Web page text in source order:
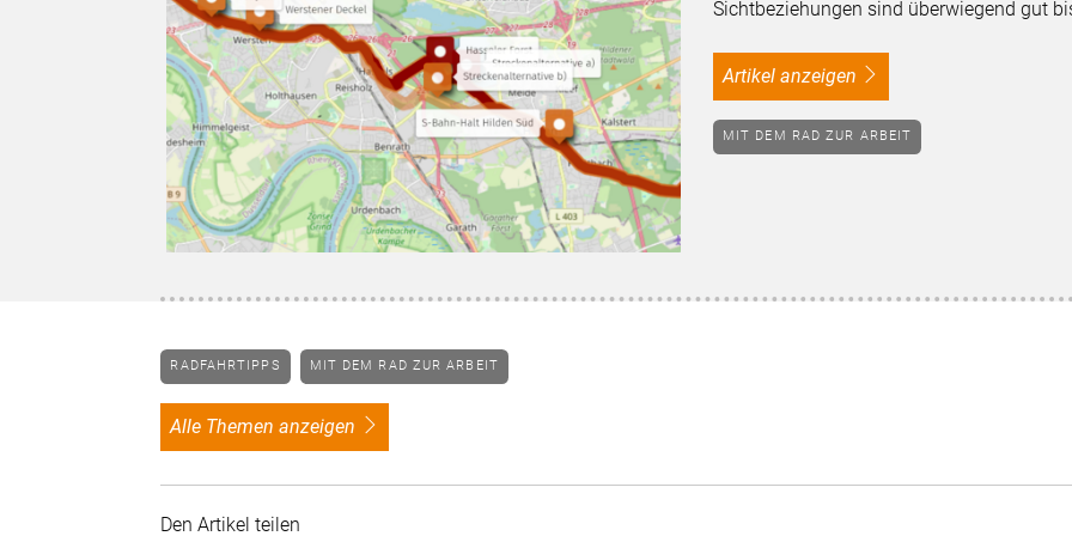
Sichtbeziehungen sind überwiegend gut
Artikel anzeigen
MIT DEM RAD ZUR ARBEIT
RADFAHRTIPPS MIT DEM RAD ZUR ARBEIT
alle Themen anzeigen
Den Artikel teilen